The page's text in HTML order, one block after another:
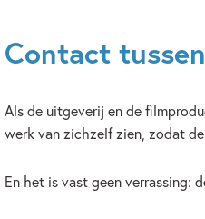
Contact
Als de uitgeverij en de
werk van zichzelf zien, zodat
En het is vast geen verrassing: